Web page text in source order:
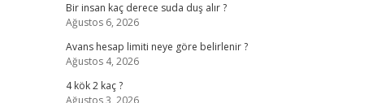
Bir insan kaç derece suda duş alır ?
Ağustos 6, 2026
Avans hesap limiti neye göre belirlenir ?
Ağustos 4, 2026
4 kök 2 kaç ?
Ağustos 3, 2026